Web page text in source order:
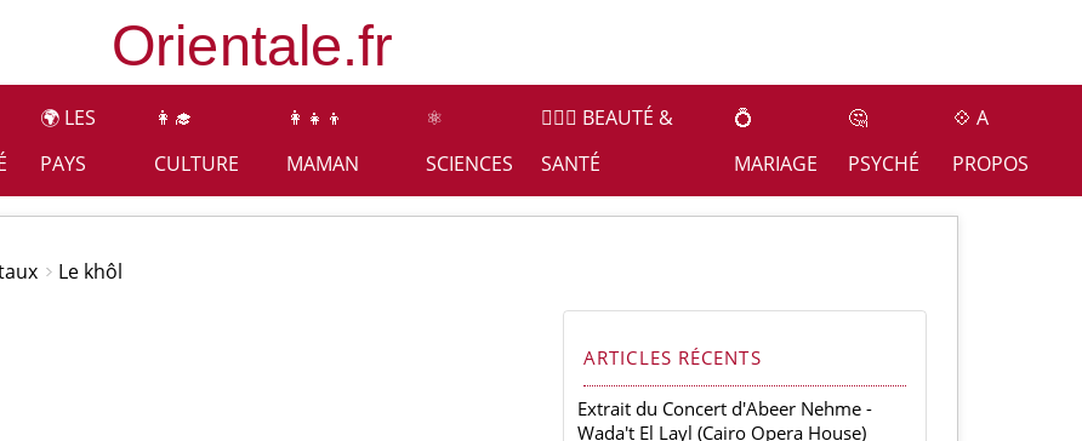
🌍 LES
PAYS
👩‍🎓
CULTURE
👩‍👧‍👦
MAMAN
⚛️
SCIENCES
👩🏻‍⚕️ BEAUTÉ &
SANTÉ
💍
MARIAGE
🤔
PSYCHÉ
💠 A
PROPOS
Le khôl
ARTICLES RÉCENTS
Extrait du Concert d'Abeer Nehme -
Wada't El Layl (Cairo Opera House)